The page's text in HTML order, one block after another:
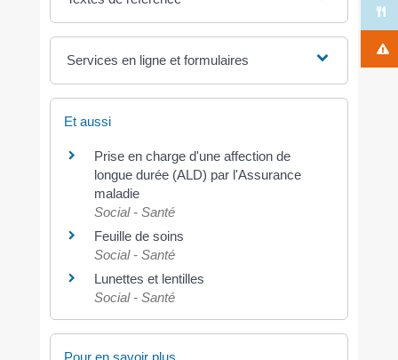
Services en ligne et formulaires
Et aussi
Prise en charge d'une affection de
longue durée (ALD) par l'Assurance
maladie
Social - Santé
Feuille de soins
Social - Santé
Lunettes et lentilles
Social - Santé
Pour en savoir plus